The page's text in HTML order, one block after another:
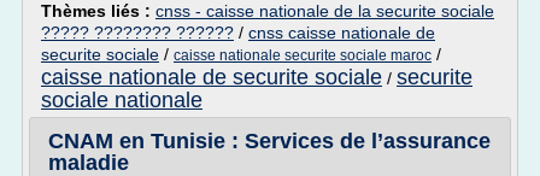
Thèmes liés : cnss - caisse nationale de la securite sociale
????? ???????? ?????? / cnss caisse nationale de
securite sociale / caisse nationale securite sociale maroc /
caisse nationale de securite sociale / securite
sociale nationale
CNAM en Tunisie : Services de l’assurance
maladie